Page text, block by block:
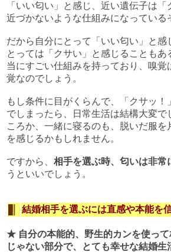
「いい匂い」と感じ、近い遺伝子は「
近づかないような仕組みになっている
だから自分にとって「いい匂い」と感
とっては「クサい」と感じることもあ
当にすごい仕組みを持っており、嗅覚
覚なのでしょう。
もし条件に目がくらんで、「クサッ！
でしまったら、日常生活は結構大変で
ころか、一緒に寝るのも、脱いだ服を
を感じるかもしれません。
ですから、 相手を選ぶ時、匂いは非常
うといいでしょう。
結婚相手を選ぶには直感や本能を
★ 自分の本能的、野生的カンを使っ
じゃない部分で、とても幸せな結婚生